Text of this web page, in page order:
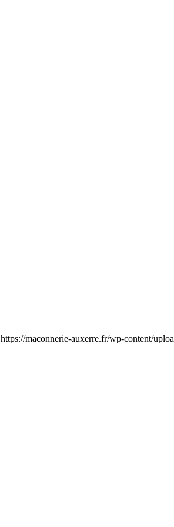
https://maconnerie-auxerre.fr/wp-content/